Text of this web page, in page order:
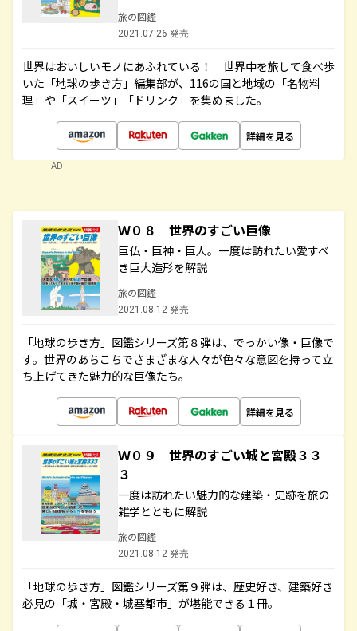
旅の図鑑
2021.07.26 発売
世界はおいしいモノにあふれている！ 世界中を旅して食べ歩
いた「地球の歩き方」編集部が、116の国と地域の「名物料
理」や「スイーツ」「ドリンク」を集めました。
詳細を見る
AD
Ｗ０８ 世界のすごい巨像
巨仏・巨神・巨人。一度は訪れたい愛すべ
き巨大造形を解説
旅の図鑑
2021.08.12 発売
「地球の歩き方」図鑑シリーズ第８弾は、でっかい像・巨像で
す。世界のあちこちでさまざまな人々が色々な意図を持って立
ち上げてきた魅力的な巨像たち。
詳細を見る
Ｗ０９ 世界のすごい城と宮殿３３
３
一度は訪れたい魅力的な建築・史跡を旅の
雑学とともに解説
旅の図鑑
2021.08.12 発売
「地球の歩き方」図鑑シリーズ第９弾は、歴史好き、建築好き
必見の「城・宮殿・城塞都市」が堪能できる１冊。